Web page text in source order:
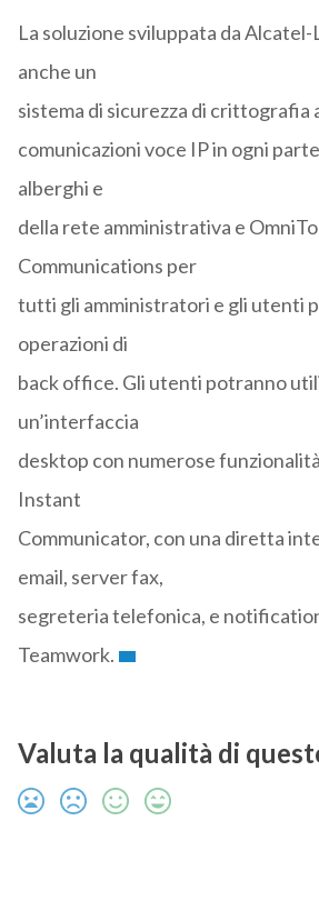
La soluzione sviluppata da
anche un
sistema di sicurezza di crittografia
comunicazioni voce IP in ogni
alberghi e
della rete amministrativa e
Communications per
tutti gli amministratori e gli utenti
operazioni di
back office. Gli utenti potranno
un’interfaccia
desktop con numerose
Instant
Communicator, con una diretta
email, server fax,
segreteria telefonica, e
Teamwork.
Valuta la qualità di